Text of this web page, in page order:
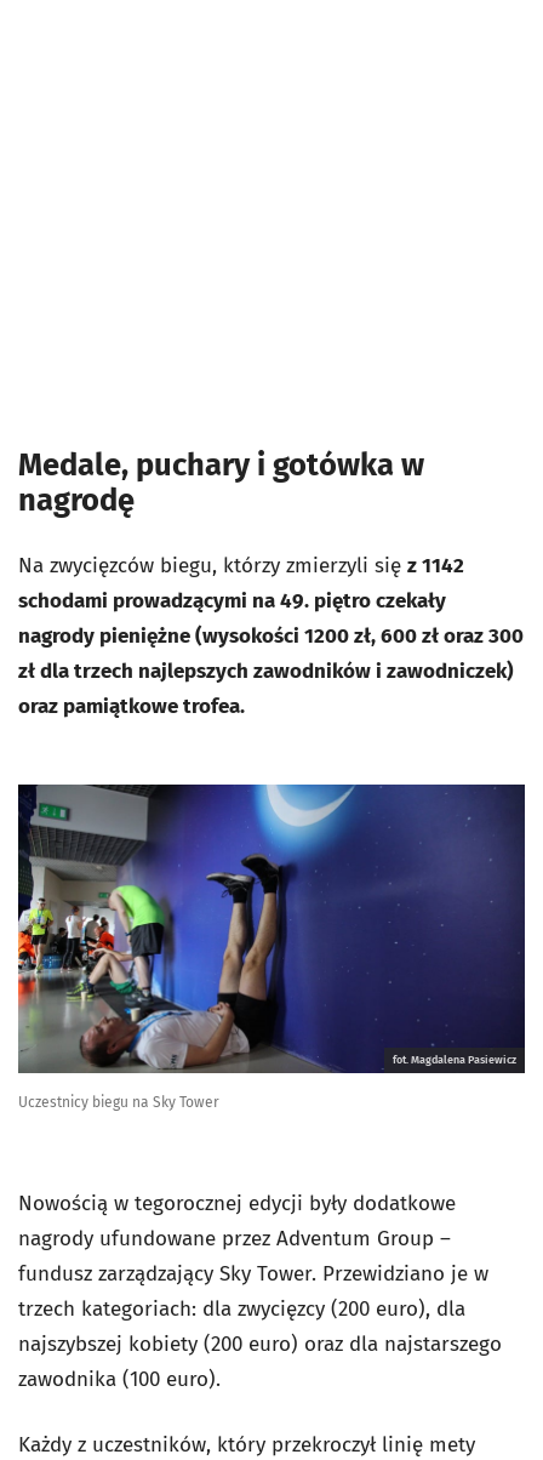
Medale, puchary i gotówka w
nagrodę
Na zwycięzców biegu, którzy zmierzyli się z 1142
schodami prowadzącymi na 49. piętro czekały
nagrody pieniężne (wysokości 1200 zł, 600 zł oraz 300
zł dla trzech najlepszych zawodników i zawodniczek)
oraz pamiątkowe trofea.
fot. Magdalena Pasiewicz
Uczestnicy biegu na Sky Tower
Nowością w tegorocznej edycji były dodatkowe
nagrody ufundowane przez Adventum Group –
fundusz zarządzający Sky Tower. Przewidziano je w
trzech kategoriach: dla zwycięzcy (200 euro), dla
najszybszej kobiety (200 euro) oraz dla najstarszego
zawodnika (100 euro).
Każdy z uczestników, który przekroczył linię mety